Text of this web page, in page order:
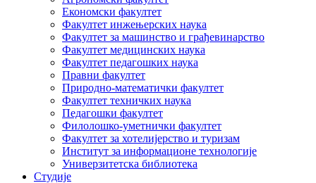
Економски факултет
Факултет инжењерских наука
Факултет за машинство и грађевинарство
Факултет медицинских наука
Факултет педагошких наука
Правни факултет
Природно-математички факултет
Факултет техничких наука
Педагошки факултет
Филолошко-уметнички факултет
Факултет за хотелијерство и туризам
Институт за информационе технологије
Универзитетска библиотека
Студије